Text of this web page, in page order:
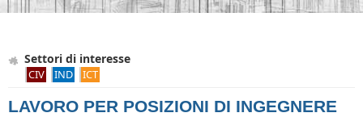
Settori di interesse
CIV IND ICT
LAVORO PER POSIZIONI DI INGEGNERE